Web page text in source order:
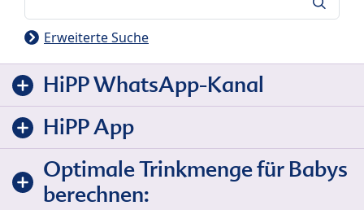
Erweiterte Suche
HiPP WhatsApp-Kanal
HiPP App
Optimale Trinkmenge für Babys
berechnen: